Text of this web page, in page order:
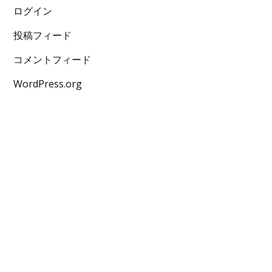
ログイン
投稿フィード
コメントフィード
WordPress.org